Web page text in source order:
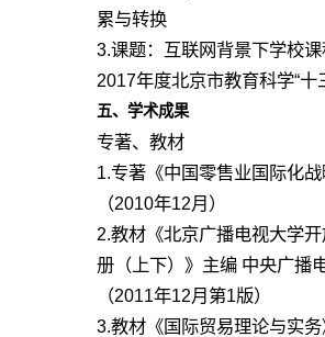
累与转换
3.课题：互联网背景下学校
2017年度北京市教育科学“十
五、学术成果
专著、教材
1.专著《中国零售业国际化
（2010年12月）
2.教材《北京广播电视大学
册（上下）》主编 中央广播
（2011年12月第1版）
3.教材《国际贸易理论与实